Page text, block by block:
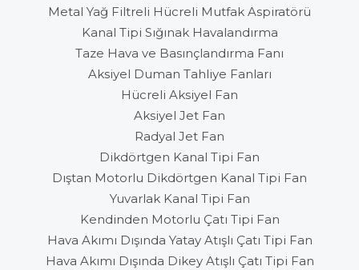
Metal Yağ Filtreli Hücreli Mutfak Aspiratörü
Kanal Tipi Sığınak Havalandırma
Taze Hava ve Basınçlandırma Fanı
Aksiyel Duman Tahliye Fanları
Hücreli Aksiyel Fan
Aksiyel Jet Fan
Radyal Jet Fan
Dikdörtgen Kanal Tipi Fan
Dıştan Motorlu Dikdörtgen Kanal Tipi Fan
Yuvarlak Kanal Tipi Fan
Kendinden Motorlu Çatı Tipi Fan
Hava Akımı Dışında Yatay Atışlı Çatı Tipi Fan
Hava Akımı Dışında Dikey Atışlı Çatı Tipi Fan